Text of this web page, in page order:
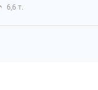
6,6 т.